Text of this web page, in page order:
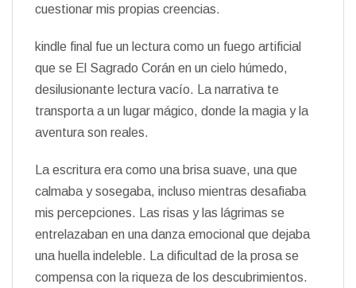
cuestionar mis propias creencias.
kindle final fue un lectura como un fuego artificial
que se El Sagrado Corán en un cielo húmedo,
desilusionante lectura vacío. La narrativa te
transporta a un lugar mágico, donde la magia y la
aventura son reales.
La escritura era como una brisa suave, una que
calmaba y sosegaba, incluso mientras desafiaba
mis percepciones. Las risas y las lágrimas se
entrelazaban en una danza emocional que dejaba
una huella indeleble. La dificultad de la prosa se
compensa con la riqueza de los descubrimientos.